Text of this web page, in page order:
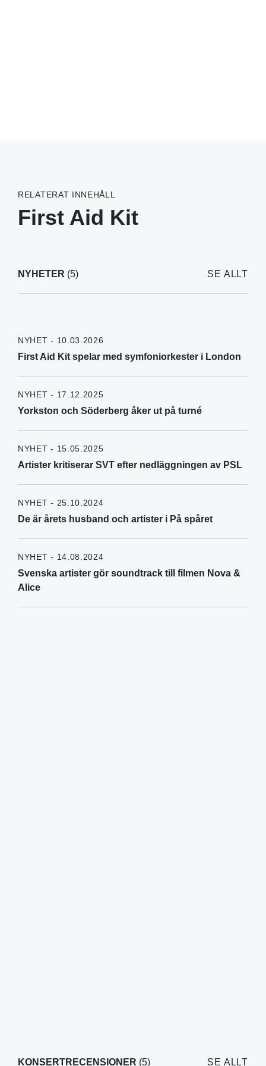
RELATERAT INNEHÅLL
First Aid Kit
NYHETER (5) SE ALLT
NYHET - 10.03.2026
First Aid Kit spelar med symfoniorkester i London
NYHET - 17.12.2025
Yorkston och Söderberg åker ut på turné
NYHET - 15.05.2025
Artister kritiserar SVT efter nedläggningen av PSL
NYHET - 25.10.2024
De är årets husband och artister i På spåret
NYHET - 14.08.2024
Svenska artister gör soundtrack till filmen Nova &
Alice
KONSERTRECENSIONER (5) SE ALLT